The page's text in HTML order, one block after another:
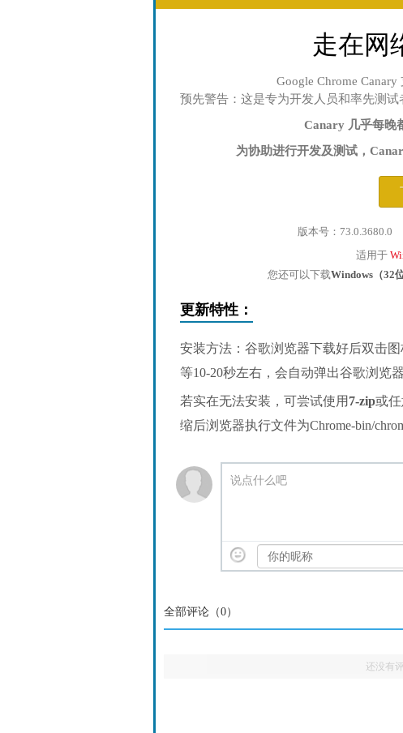
走在网
Google Chrome Canary
预先警告：这是专为开发人员和率先测
Canary 几乎每晚
为协助进行开发及测试，
版本号：
适用于
您还可以下载Windows（32
更新特性：
安装方法：谷歌浏览器下载好后双击
等10-20秒左右，会自动弹出谷歌浏览
若实在无法安装，可尝试使用 7-zip或
缩后浏览器执行文件为Chrome-bin/
说点什么吧
全部评论（0）
还没有